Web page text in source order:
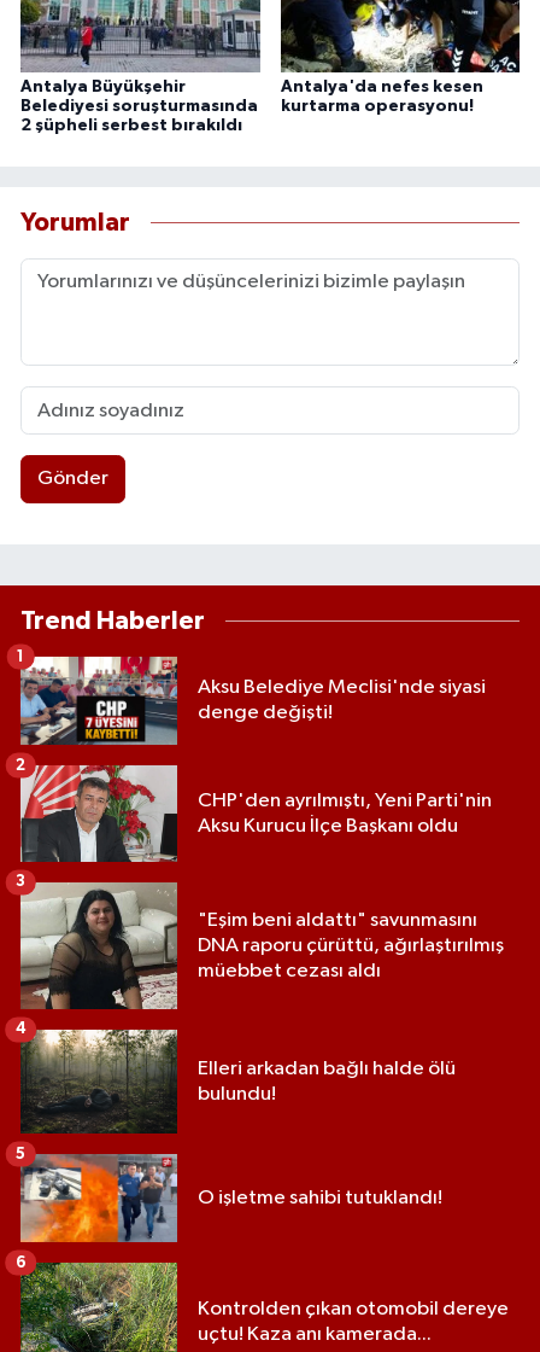
Antalya Büyükşehir
Belediyesi soruşturmasında
2 şüpheli serbest bırakıldı
Antalya'da nefes kesen
kurtarma operasyonu!
Yorumlar
Gönder
Trend Haberler
Aksu Belediye Meclisi'nde siyasi
denge değişti!
1
CHP'den ayrılmıştı, Yeni Parti'nin
Aksu Kurucu İlçe Başkanı oldu
2
"Eşim beni aldattı" savunmasını
DNA raporu çürüttü, ağırlaştırılmış
müebbet cezası aldı
3
Elleri arkadan bağlı halde ölü
bulundu!
4
O işletme sahibi tutuklandı!
5
Kontrolden çıkan otomobil dereye
uçtu! Kaza anı kamerada...
6